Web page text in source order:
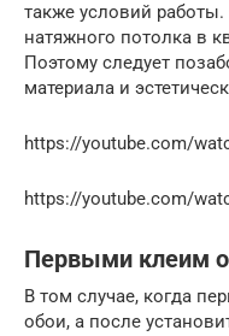
также условий работы.
натяжного потолка в
Поэтому следует
материала и
https://youtube.com/
https://youtube.com/
Первыми клеим
В том случае, когда
обои, а после